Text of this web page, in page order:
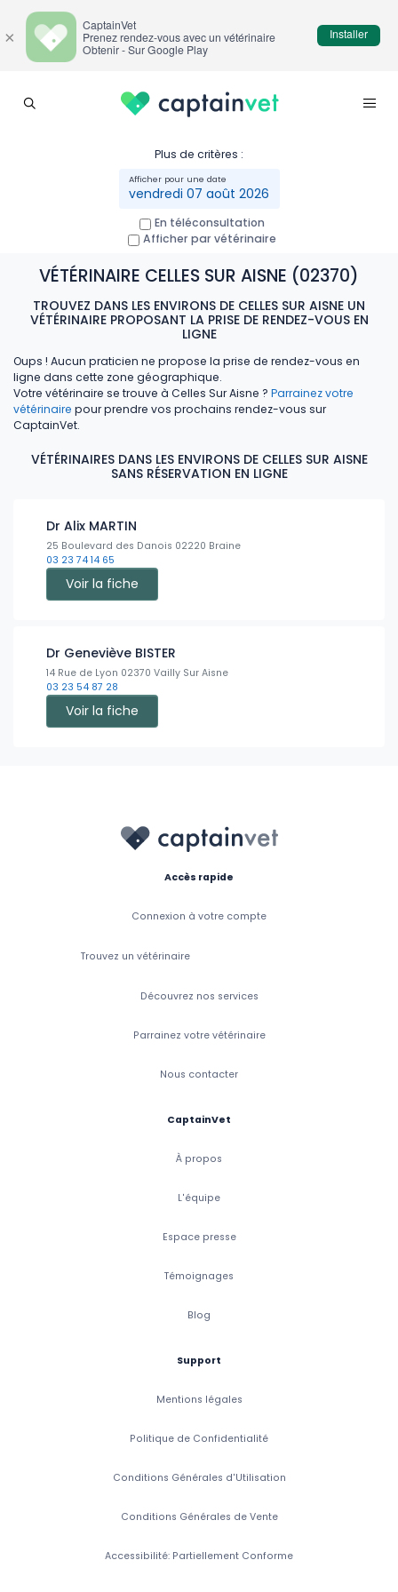
Plus de critères :
vendredi 07 août 2026
En téléconsultation
Afficher par vétérinaire
VÉTÉRINAIRE CELLES SUR AISNE (02370)
TROUVEZ DANS LES ENVIRONS DE CELLES SUR AISNE UN
VÉTÉRINAIRE PROPOSANT LA PRISE DE RENDEZ-VOUS EN
LIGNE
Oups ! Aucun praticien ne propose la prise de rendez-vous en
ligne dans cette zone géographique.
Votre vétérinaire se trouve à Celles Sur Aisne ? Parrainez votre
vétérinaire pour prendre vos prochains rendez-vous sur
CaptainVet.
VÉTÉRINAIRES DANS LES ENVIRONS DE CELLES SUR AISNE
SANS RÉSERVATION EN LIGNE
Dr Alix MARTIN
25 Boulevard des Danois 02220 Braine
03 23 74 14 65
Voir la fiche
Dr Geneviève BISTER
14 Rue de Lyon 02370 Vailly Sur Aisne
03 23 54 87 28
Voir la fiche
Accès rapide
Connexion à votre compte
Trouvez un vétérinaire
Découvrez nos services
Parrainez votre vétérinaire
Nous contacter
CaptainVet
À propos
L'équipe
Espace presse
Témoignages
Blog
Support
Mentions légales
Politique de Confidentialité
Conditions Générales d'Utilisation
Conditions Générales de Vente
Accessibilité: Partiellement Conforme
×
CaptainVet
Prenez rendez-vous avec un vétérinaire
Obtenir - Sur Google Play
Installer